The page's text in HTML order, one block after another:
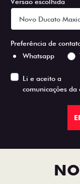
Preferência de
Whatsapp
Li e aceito a
comunicações da